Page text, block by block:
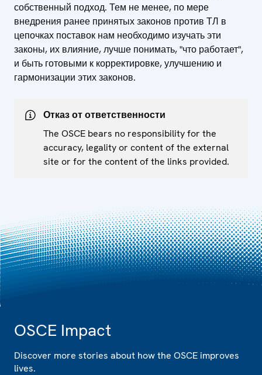
собственный подход. Тем не менее, по мере
внедрения ранее принятых законов против ТЛ в
цепочках поставок нам необходимо изучать эти
законы, их влияние, лучше понимать, "что работает",
и быть готовыми к корректировке, улучшению и
гармонизации этих законов.
Отказ от ответственности
The OSCE bears no responsibility for the
accuracy, legality or content of the external
site or for the content of the links provided.
OSCE Impact
Discover more stories about how the OSCE improves
lives.